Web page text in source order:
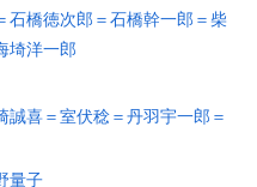
石橋徳次郎＝石橋幹一郎＝柴
埼洋一郎
誠喜＝室伏稔＝丹羽宇一郎＝
量子